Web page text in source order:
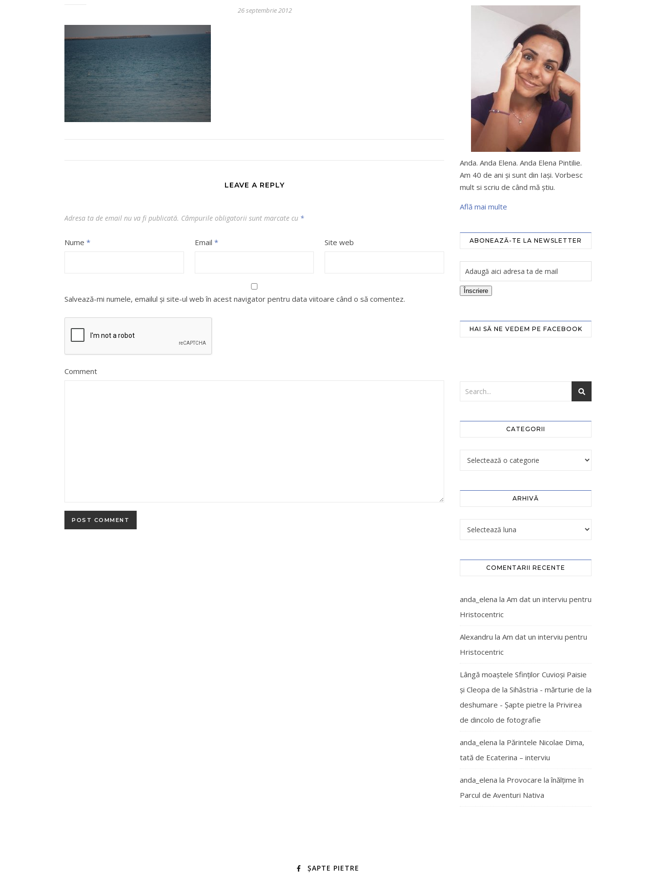
26 septembrie 2012
LEAVE A REPLY
Adresa ta de email nu va fi publicată. Câmpurile obligatorii sunt marcate cu *
Nume * Email * Site web
Salvează-mi numele, emailul și site-ul web în acest navigator pentru data viitoare când o să comentez.
Comment
Anda. Anda Elena. Anda Elena Pintilie.
Am 40 de ani şi sunt din Iaşi. Vorbesc
mult si scriu de când mă ştiu.
Află mai multe
ABONEAZĂ-TE LA NEWSLETTER
Înscriere
HAI SĂ NE VEDEM PE FACEBOOK
CATEGORII
ARHIVĂ
COMENTARII RECENTE
anda_elena la Am dat un interviu pentru
Hristocentric
Alexandru la Am dat un interviu pentru
Hristocentric
Lângă moaștele Sfinților Cuvioși Paisie
și Cleopa de la Sihăstria - mărturie de la
deshumare - Şapte pietre la Privirea
de dincolo de fotografie
anda_elena la Părintele Nicolae Dima,
tată de Ecaterina – interviu
anda_elena la Provocare la înălțime în
Parcul de Aventuri Nativa
ȘAPTE PIETRE